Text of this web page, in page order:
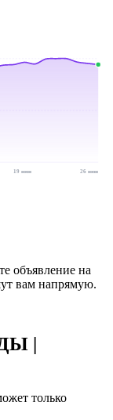
19 июн 26 июн
объявление на
вам напрямую.
|
только